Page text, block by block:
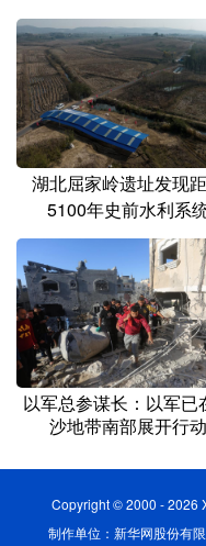
湖北屈家岭遗址发现
5100年史前水利系
以军总参谋长：以军已
沙地带南部展开行动
Copyright © 2000 - 2026
制作单位：新华网股份有